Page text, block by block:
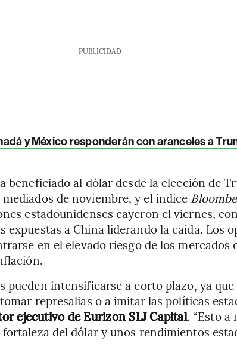
PUBLICIDAD
y México responderán con aranceles a
beneficiado al dólar desde la elección de
de noviembre, y el índice
estadounidenses cayeron el viernes,
expuestas a China liderando la caída. Los
en el elevado riesgo de los mercados
pueden intensificarse a corto plazo, ya
represalias o a imitar las políticas
ejecutivo de Eurizon SLJ Capital. “Esto a
del dólar y unos rendimientos